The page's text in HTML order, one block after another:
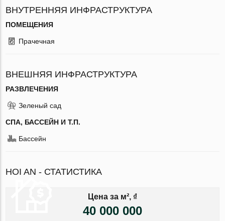
ВНУТРЕННЯЯ ИНФРАСТРУКТУРА
ПОМЕЩЕНИЯ
Прачечная
ВНЕШНЯЯ ИНФРАСТРУКТУРА
РАЗВЛЕЧЕНИЯ
Зеленый сад
СПА, БАССЕЙН И Т.П.
Бассейн
HOI AN - СТАТИСТИКА
Цена за м², ₫
40 000 000